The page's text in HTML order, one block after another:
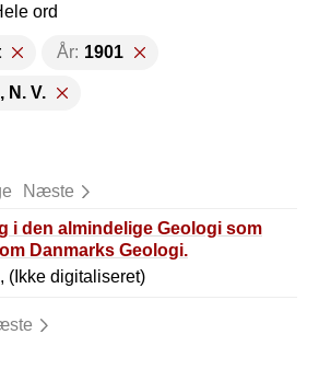
ord
År: 1901
N. V.
Næste
i den almindelige Geologi som
Danmarks Geologi.
(Ikke digitaliseret)